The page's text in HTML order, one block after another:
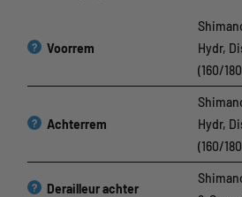
Voorrem
?
Hydr,
(160/
Achterrem
?
Hydr,
(160/
Derailleur achter
?